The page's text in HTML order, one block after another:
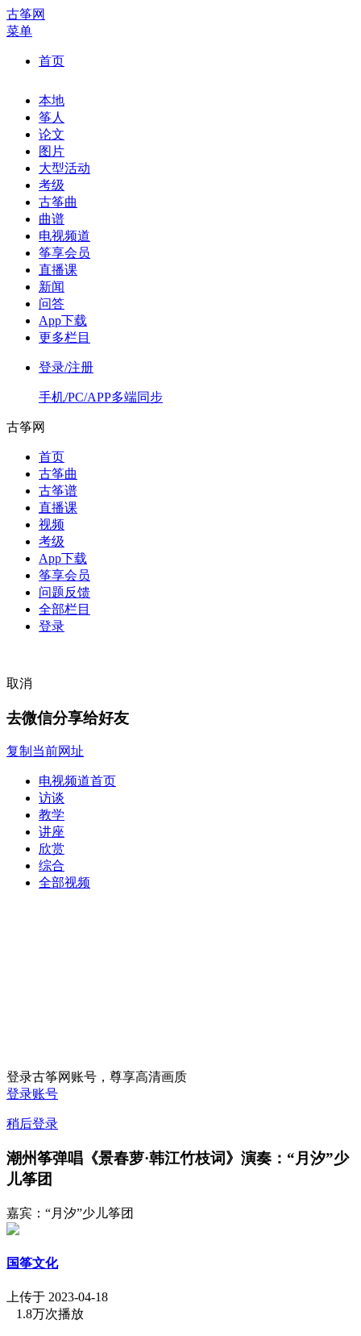
古筝网
菜单
首页
本地
筝人
论文
图片
大型活动
考级
古筝曲
曲谱
电视频道
筝享会员
直播课
新闻
问答
App下载
更多栏目
登录/注册
手机/PC/APP多端同步
古筝网
首页
古筝曲
古筝谱
直播课
视频
考级
App下载
筝享会员
问题反馈
全部栏目
登录
取消
去微信分享给好友
复制当前网址
电视频道首页
访谈
教学
讲座
欣赏
综合
全部视频
登录古筝网账号，尊享高清画质
登录账号
稍后登录
潮州筝弹唱《景春萝·韩江竹枝词》演奏：“月汐”少
儿筝团
嘉宾：“月汐”少儿筝团
国筝文化
上传于 2023-04-18
1.8万次播放